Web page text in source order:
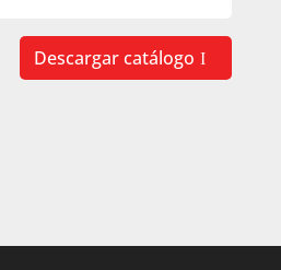
Descargar catálogo